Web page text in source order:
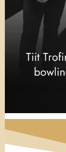
Lee oli
lugu